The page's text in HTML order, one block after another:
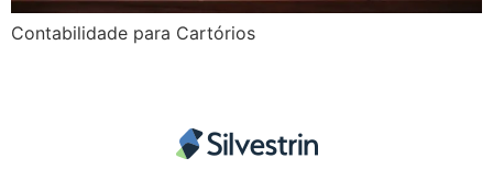
Contabilidade para Cartórios